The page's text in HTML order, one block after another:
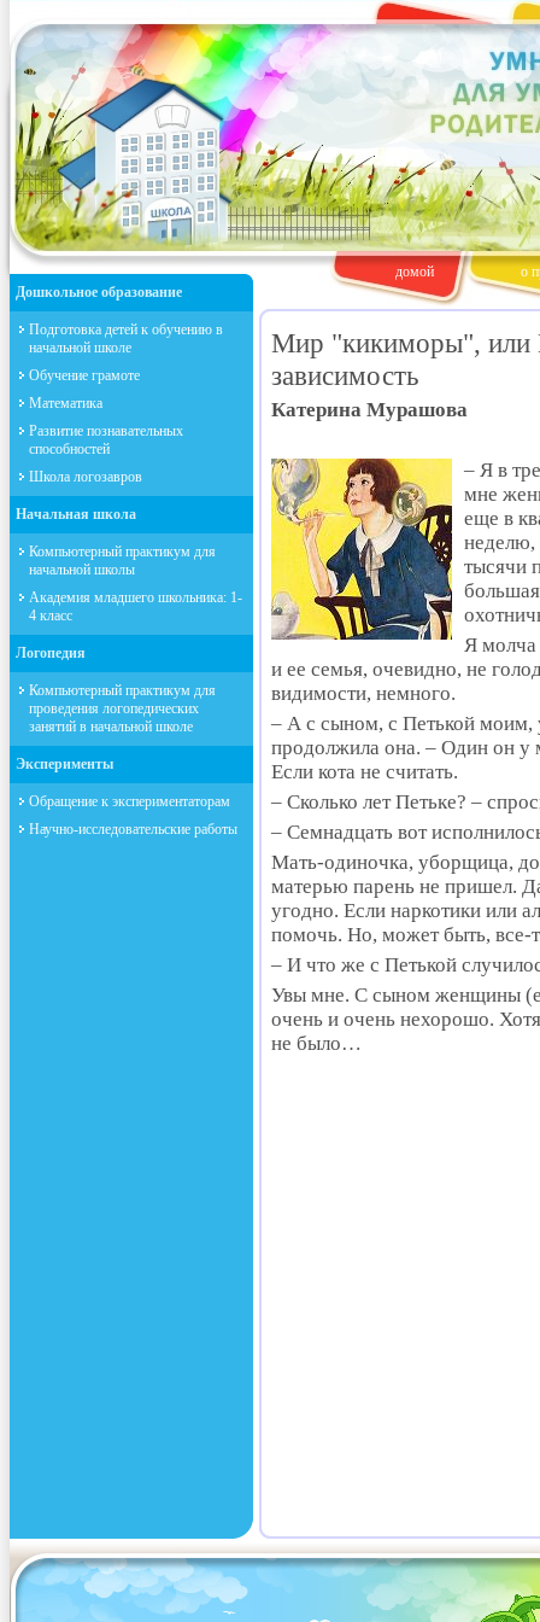
домой
о
Дошкольное образование
Подготовка детей к обучению в
начальной школе
Обучение грамоте
Математика
Развитие познавательных
способностей
Школа логозавров
Начальная школа
Компьютерный практикум для
начальной школы
Академия младшего школьника: 1-
4 класс
Логопедия
Компьютерный практикум для
проведения логопедических
занятий в начальной школе
Эксперименты
Обращение к экспериментаторам
Научно-исследовательские работы
Мир "кикиморы", или
зависимость
Катерина Мурашова
– Я в
мне
еще в
неделю,
тысячи
Я молча
и ее семья, очевидно, не
видимости, немного.
– А с сыном, с Петькой моим,
продолжила она. – Один он
Если кота не считать.
– Сколько лет Петьке? –
– Семнадцать вот
Мать-одиночка, уборщица,
матерью парень не пришел.
угодно. Если наркотики или
помочь. Но, может быть, все-
– И что же с Петькой
Увы мне. С сыном женщины
очень и очень нехорошо.
не было…